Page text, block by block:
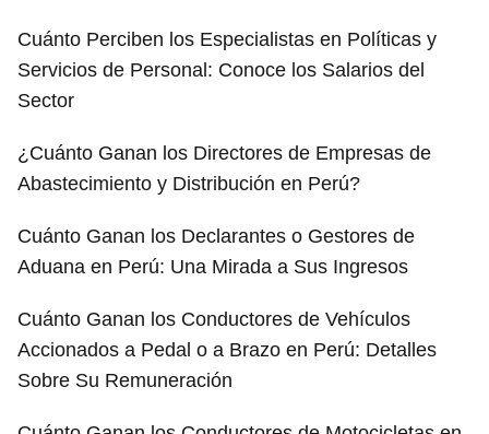
Cuánto Perciben los Especialistas en Políticas y
Servicios de Personal: Conoce los Salarios del
Sector
¿Cuánto Ganan los Directores de Empresas de
Abastecimiento y Distribución en Perú?
Cuánto Ganan los Declarantes o Gestores de
Aduana en Perú: Una Mirada a Sus Ingresos
Cuánto Ganan los Conductores de Vehículos
Accionados a Pedal o a Brazo en Perú: Detalles
Sobre Su Remuneración